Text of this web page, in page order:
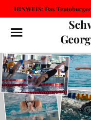
HINWEIS: Das